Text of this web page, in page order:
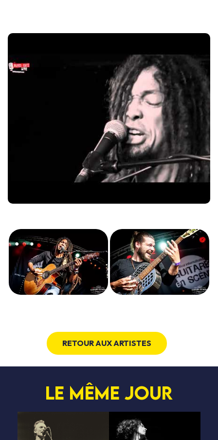
RETOUR AUX ARTISTES
Le même jour